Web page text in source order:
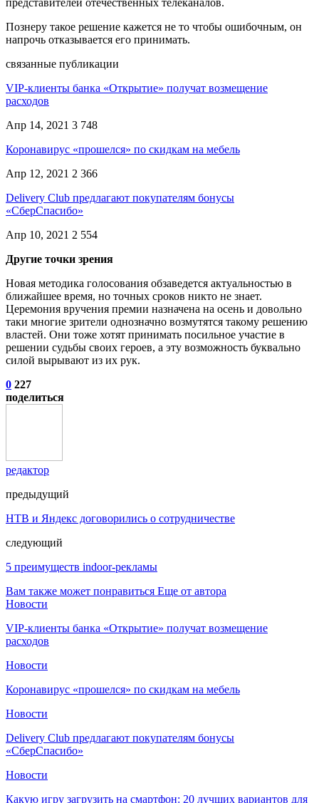
Познеру такое решение кажется не то чтобы ошибочным, он
напрочь отказывается его принимать.
связанные публикации
VIP-клиенты банка «Открытие» получат возмещение
расходов
Апр 14, 2021 3 748
Коронавирус «прошелся» по скидкам на мебель
Апр 12, 2021 2 366
Delivery Club предлагают покупателям бонусы
«СберСпасибо»
Апр 10, 2021 2 554
Другие точки зрения
Новая методика голосования обзаведется актуальностью в
ближайшее время, но точных сроков никто не знает.
Церемония вручения премии назначена на осень и довольно
таки многие зрители однозначно возмутятся такому решению
властей. Они тоже хотят принимать посильное участие в
решении судьбы своих героев, а эту возможность буквально
силой вырывают из их рук.
0 227
поделиться
редактор
предыдущий
НТВ и Яндекс договорились о сотрудничестве
следующий
5 преимуществ indoor-рекламы
Вам также может понравиться Еще от автора
Новости
VIP-клиенты банка «Открытие» получат возмещение
расходов
Новости
Коронавирус «прошелся» по скидкам на мебель
Новости
Delivery Club предлагают покупателям бонусы
«СберСпасибо»
Новости
Какую игру загрузить на смартфон: 20 лучших вариантов для